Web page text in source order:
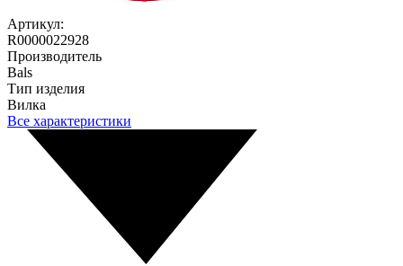
Артикул:
R0000022928
Производитель
Bals
Тип изделия
Вилка
Все характеристики